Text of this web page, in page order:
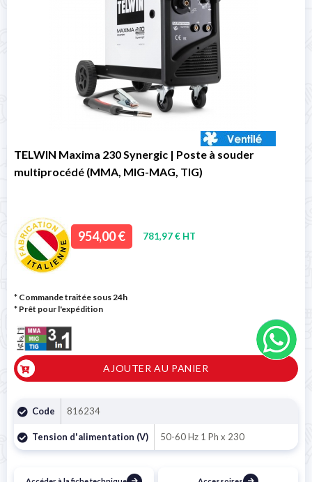
TELWIN Maxima 230 Synergic | Poste à souder
multiprocédé (MMA, MIG-MAG, TIG)
954,00 € 781,97 € HT
* Commande traitée sous 24h
* Prêt pour l'expédition
AJOUTER AU PANIER
Code 816234
Tension d'alimentation (V) 50-60 Hz 1 Ph x 230